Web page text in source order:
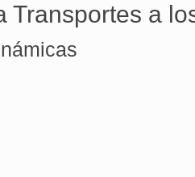
Transportes a